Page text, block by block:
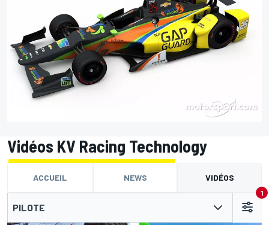
Vidéos KV Racing Technology
ACCUEIL NEWS VIDÉOS
PILOTE
1